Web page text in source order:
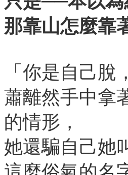
那靠山怎麼靠
「你是自己
蕭離然手中拿
的情形，
她還騙自己她